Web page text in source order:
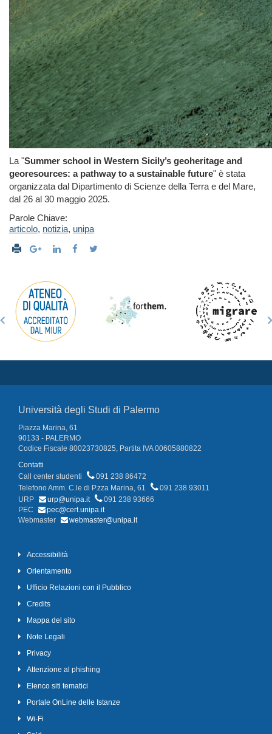
La "Summer school in Western Sicily’s geoheritage and
georesources: a pathway to a sustainable future" è stata
organizzata dal Dipartimento di Scienze della Terra e del Mare,
dal 26 al 30 maggio 2025.
Parole Chiave:
articolo, notizia, unipa
Università degli Studi di Palermo
Piazza Marina, 61
90133 - PALERMO
Codice Fiscale 80023730825, Partita IVA 00605880822
Contatti
Call center studenti
091 238 86472
Telefono Amm. C.le di P.zza Marina, 61
091 238 93011
URP
urp@unipa.it
091 238 93666
PEC
pec@cert.unipa.it
Webmaster
webmaster@unipa.it
Accessibilità
Orientamento
Ufficio Relazioni con il Pubblico
Credits
Mappa del sito
Note Legali
Privacy
Attenzione al phishing
Elenco siti tematici
Portale OnLine delle Istanze
Wi-Fi